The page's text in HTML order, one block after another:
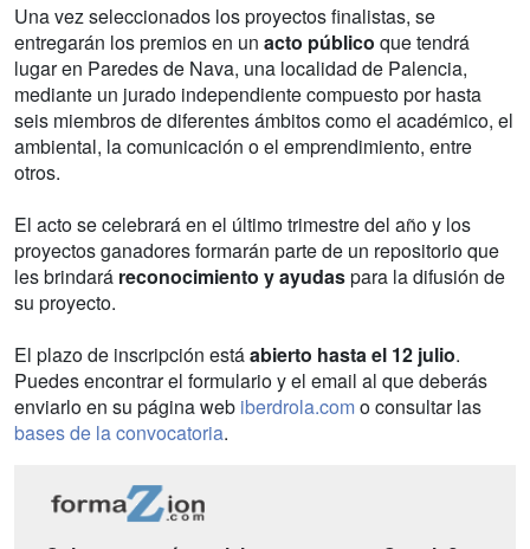
Una vez seleccionados los proyectos finalistas, se
entregarán los premios en un acto público que tendrá
lugar en Paredes de Nava, una localidad de Palencia,
mediante un jurado independiente compuesto por hasta
seis miembros de diferentes ámbitos como el académico, el
ambiental, la comunicación o el emprendimiento, entre
otros.
El acto se celebrará en el último trimestre del año y los
proyectos ganadores formarán parte de un repositorio que
les brindará reconocimiento y ayudaspara la difusión de
su proyecto.
El plazo de inscripción estáabierto hasta el 12 julio.
Puedes encontrar el formulario y el email al que deberás
enviarlo en su página web iberdrola.como consultar las
bases de la convocatoria.